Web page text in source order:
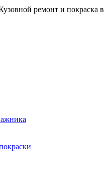
ремонт и покраска в